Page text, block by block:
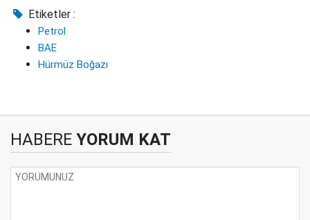
Etiketler :
Petrol
BAE
Hürmüz Boğazı
HABERE YORUM KAT